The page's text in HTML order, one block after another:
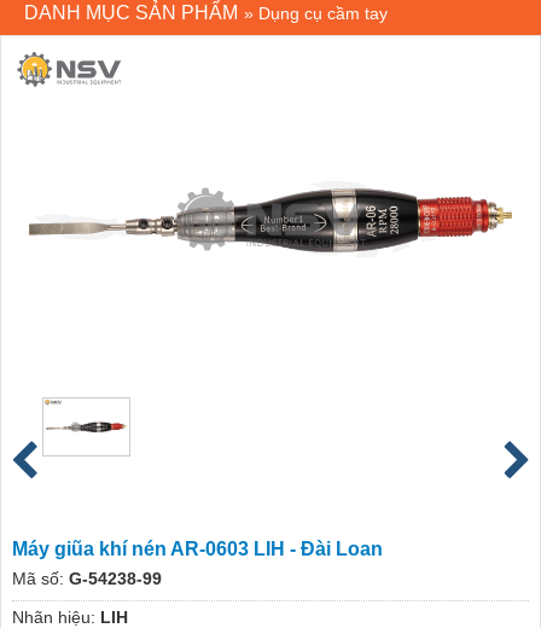
DANH MỤC SẢN PHẨM » Dụng cụ cầm tay
Máy giũa khí nén AR-0603 LIH - Đài Loan
Mã số: G-54238-99
Nhãn hiệu: LIH